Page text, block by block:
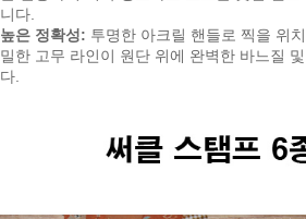
니다.
높은 정확성: 투명한 아크릴 핸들로 찍을 위
밀한 고무 라인이 원단 위에 완벽한 바느질
다.